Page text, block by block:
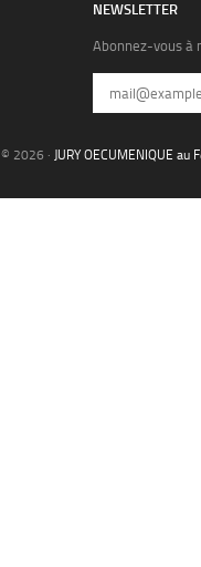
NEWSLETTER
Abonnez-vous
© 2026 · JURY OECUMENIQUE au